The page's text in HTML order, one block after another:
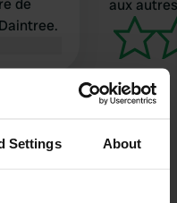
Settings About
de
aux